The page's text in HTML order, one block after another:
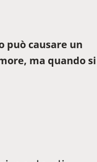
può causare un
ma quando si